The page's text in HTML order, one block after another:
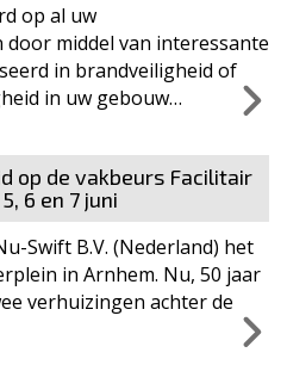
op al uw
middel van interessante
in brandveiligheid of
in uw gebouw…
op de vakbeurs Facilitair
6 en 7 juni
Swift B.V. (Nederland) het
in Arnhem. Nu, 50 jaar
verhuizingen achter de